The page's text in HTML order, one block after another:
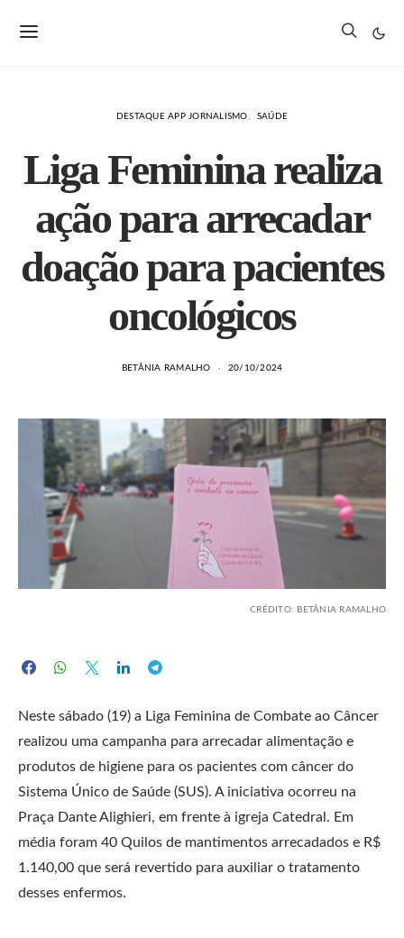
DESTAQUE APP JORNALISMO SAÚDE
Liga Feminina realiza
ação para arrecadar
doação para pacientes
oncológicos
BETÂNIA RAMALHO 20/10/2024
CRÉDITO: BETÂNIA RAMALHO
Neste sábado (19) a Liga Feminina de Combate ao Câncer
realizou uma campanha para arrecadar alimentação e
produtos de higiene para os pacientes com câncer do
Sistema Único de Saúde (SUS). A iniciativa ocorreu na
Praça Dante Alighieri, em frente à igreja Catedral. Em
média foram 40 Quilos de mantimentos arrecadados e R$
1.140,00 que será revertido para auxiliar o tratamento
desses enfermos.